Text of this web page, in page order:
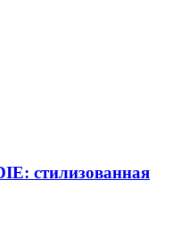
стилизованная